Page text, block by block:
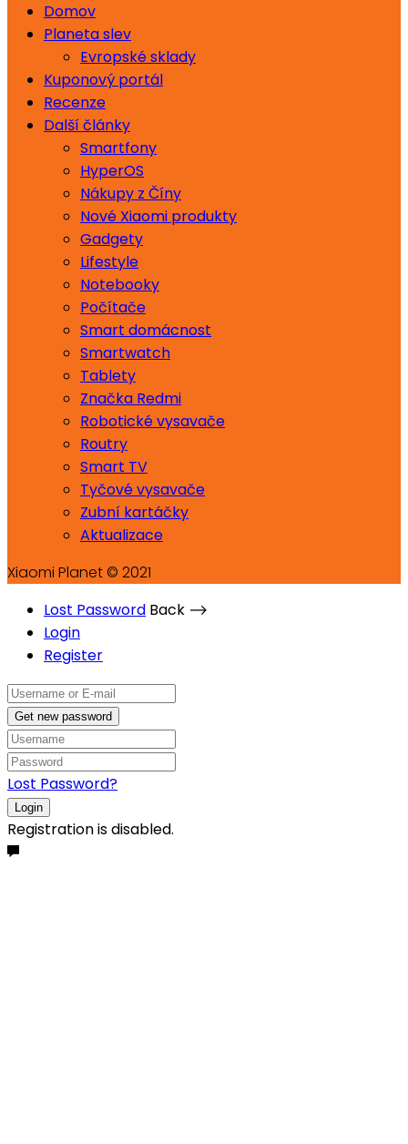
Domov
Planeta slev
Evropské sklady
Kuponový portál
Recenze
Další články
Smartfony
HyperOS
Nákupy z Číny
Nové Xiaomi produkty
Gadgety
Lifestyle
Notebooky
Počítače
Smart domácnost
Smartwatch
Tablety
Značka Redmi
Robotické vysavače
Routry
Smart TV
Tyčové vysavače
Zubní kartáčky
Aktualizace
Xiaomi Planet © 2021
Lost Password Back ⟶
Login
Register
Get new password
Lost Password?
Login
Registration is disabled.